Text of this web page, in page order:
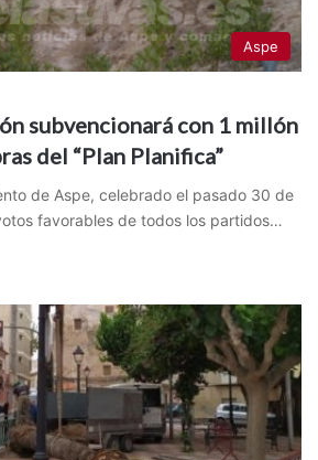
Aspe
subvencionará con 1 millón
del “Plan Planifica”
de Aspe, celebrado el pasado 30 de
favorables de todos los partidos…